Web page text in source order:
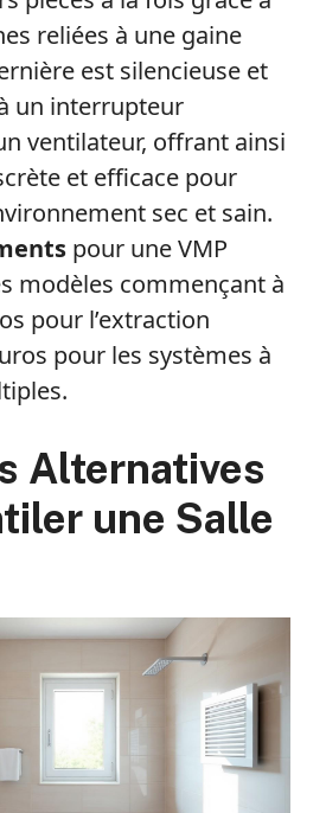
reliées à une gaine
est silencieuse et
un interrupteur
ventilateur, offrant ainsi
et efficace pour
sec et sain.
pour une VMP
modèles commençant à
pour l’extraction
pour les systèmes à
Alternatives
une Salle